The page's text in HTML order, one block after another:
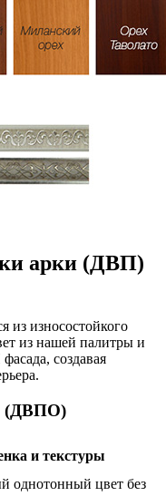
арки (ДВП)
из износостойкого
из нашей палитры и
создавая
(ДВПО)
и текстуры
однотонный цвет без